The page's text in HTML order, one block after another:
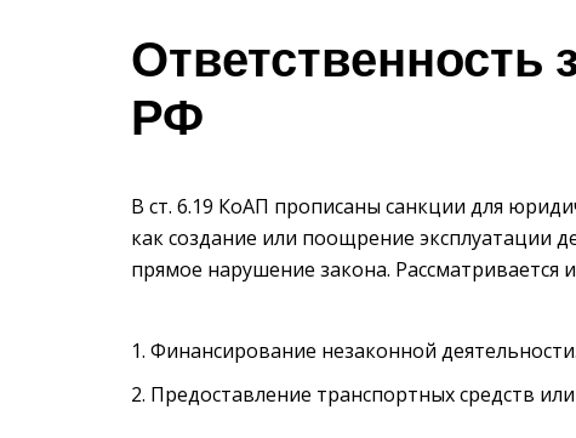
Ответственность
РФ
В ст. 6.19 КоАП прописаны санкции для
как создание или поощрение эксплуатации
прямое нарушение закона.
Финансирование незаконной деятельности.
Предоставление транспортных средств